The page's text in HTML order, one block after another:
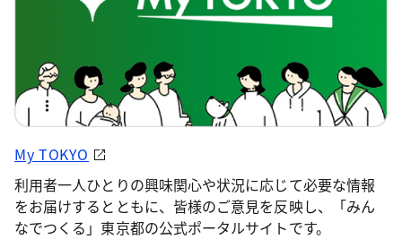
My TOKYO
利用者一人ひとりの興味関心や状況に応じて必要な情報
をお届けするとともに、皆様のご意見を反映し、「みん
なでつくる」東京都の公式ポータルサイトです。